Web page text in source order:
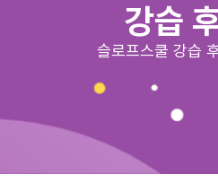
강습
슬로프스쿨 강습